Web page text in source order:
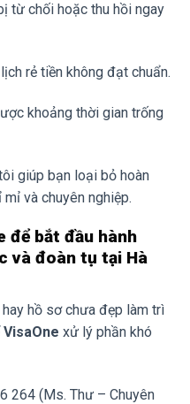
từ chối hoặc thu hồi ngay
rẻ tiền không đạt chuẩn.
khoảng thời gian trống
giúp bạn loại bỏ hoàn
và chuyên nghiệp.
để bắt đầu hành
và đoàn tụ tại Hà
hồ sơ chưa đẹp làm trì
VisaOne xử lý phần khó
264 (Ms. Thư – Chuyên